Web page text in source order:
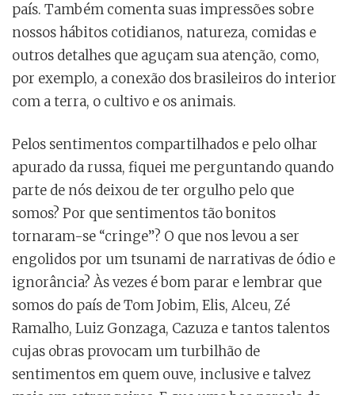
país. Também comenta suas impressões sobre
nossos hábitos cotidianos, natureza, comidas e
outros detalhes que aguçam sua atenção, como,
por exemplo, a conexão dos brasileiros do interior
com a terra, o cultivo e os animais.
Pelos sentimentos compartilhados e pelo olhar
apurado da russa, fiquei me perguntando quando
parte de nós deixou de ter orgulho pelo que
somos? Por que sentimentos tão bonitos
tornaram-se “cringe”? O que nos levou a ser
engolidos por um tsunami de narrativas de ódio e
ignorância? Às vezes é bom parar e lembrar que
somos do país de Tom Jobim, Elis, Alceu, Zé
Ramalho, Luiz Gonzaga, Cazuza e tantos talentos
cujas obras provocam um turbilhão de
sentimentos em quem ouve, inclusive e talvez